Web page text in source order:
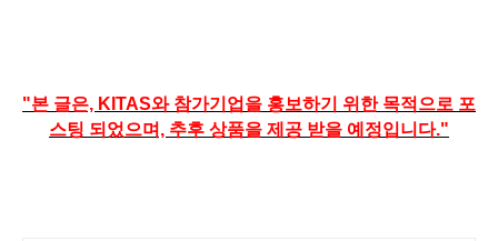
"본 글은, KITAS와 참가기업을 홍보하기 위한 목적으로 포
스팅 되었으며, 추후 상품을 제공 받을 예정입니다."